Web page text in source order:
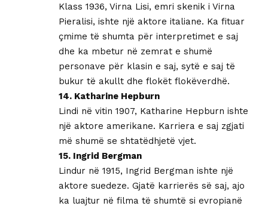
Klass 1936, Virna Lisi, emri skenik i Virna
Pieralisi, ishte një aktore italiane. Ka fituar
çmime të shumta për interpretimet e saj
dhe ka mbetur në zemrat e shumë
personave për klasin e saj, sytë e saj të
bukur të akullt dhe flokët flokëverdhë.
14. Katharine Hepburn
Lindi në vitin 1907, Katharine Hepburn ishte
një aktore amerikane. Karriera e saj zgjati
më shumë se shtatëdhjetë vjet.
15. Ingrid Bergman
Lindur në 1915, Ingrid Bergman ishte një
aktore suedeze. Gjatë karrierës së saj, ajo
ka luajtur në filma të shumtë si evropianë